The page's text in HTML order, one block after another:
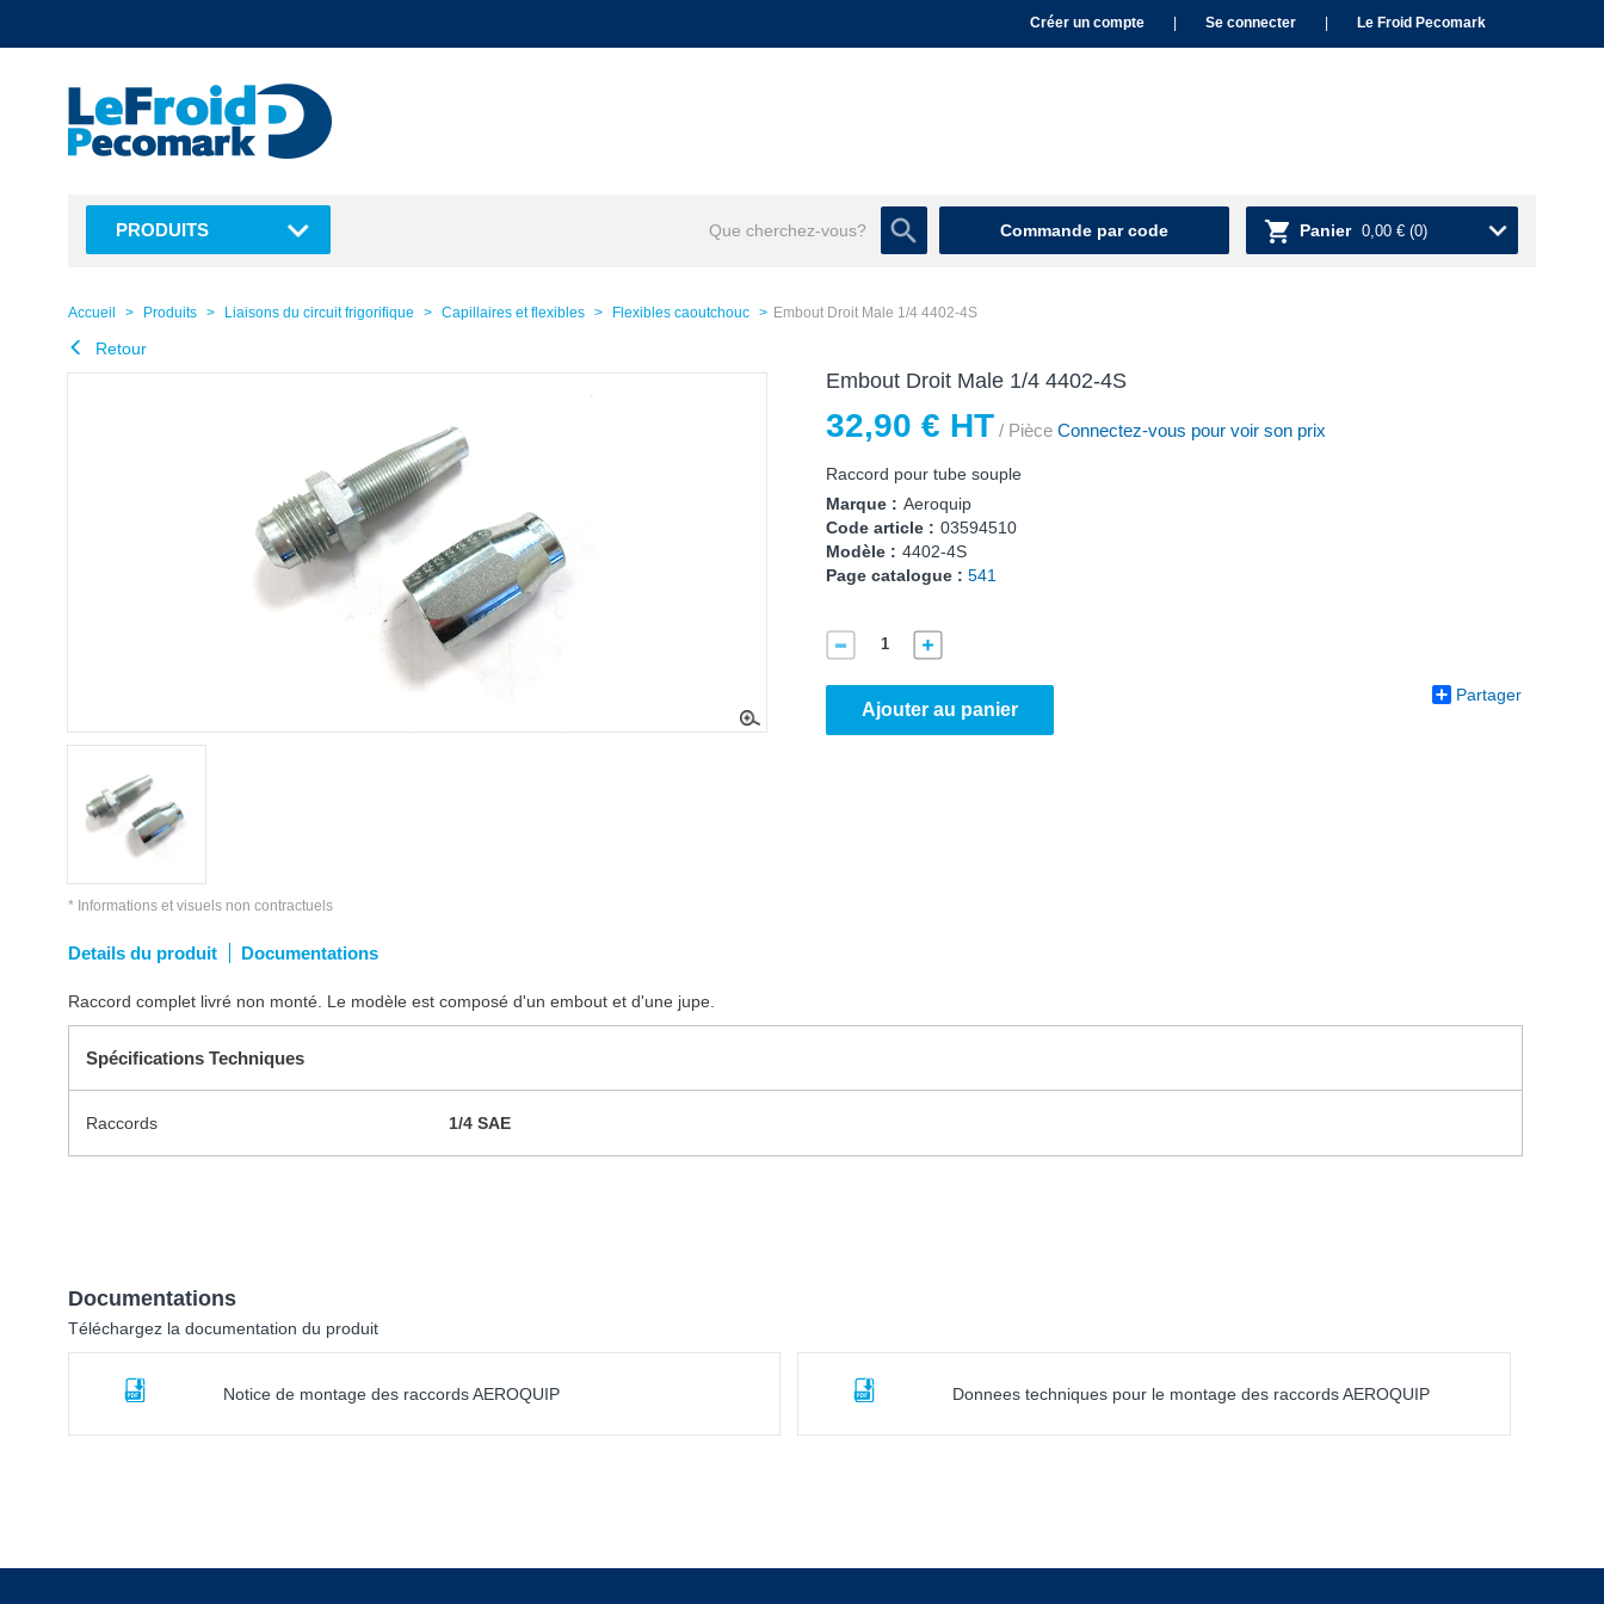
Créer un compte Se connecter Le Froid Pecomark
Commande par code Panier 0,00 € (0)
PRODUITS
Accueil Produits Liaisons du circuit frigorifique Capillaires et flexibles Flexibles caoutchouc Embout Droit Male 1/4 4402-4S
Retour
* Informations et visuels non contractuels
Details du produit Documentations
Embout Droit Male 1/4 4402-4S
32,90 € HT / Pièce Connectez-vous pour voir son prix
Raccord pour tube souple
Marque : Aeroquip
Code article : 03594510
Modèle : 4402-4S
Page catalogue : 541
Ajouter au panier
Partager
Raccord complet livré non monté. Le modèle est composé d'un embout et d'une jupe.
Spécifications Techniques
Raccords 1/4 SAE
Documentations
Téléchargez la documentation du produit
Notice de montage des raccords AEROQUIP Donnees techniques pour le montage des raccords AEROQUIP